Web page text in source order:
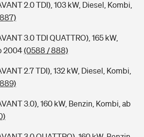
2.0 TDI), 103 kW, Diesel, Kombi,
3.0 TDI QUATTRO), 165 kW,
2004(0588 / 888)
2.7 TDI), 132 kW, Diesel, Kombi,
3.0), 160 kW, Benzin, Kombi, ab